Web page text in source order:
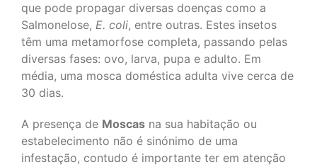
que pode propagar diversas doenças como a
Salmonelose, E. coli, entre outras. Estes insetos
têm uma metamorfose completa, passando pelas
diversas fases: ovo, larva, pupa e adulto. Em
média, uma mosca doméstica adulta vive cerca de
30 dias.
A presença de Moscas na sua habitação ou
estabelecimento não é sinónimo de uma
infestação, contudo é importante ter em atenção